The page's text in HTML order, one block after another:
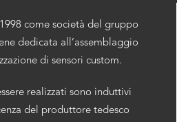
come società del gruppo
dedicata all’assemblaggio
di sensori custom.
realizzati sono induttivi
del produttore tedesco